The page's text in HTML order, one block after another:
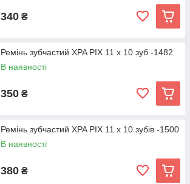
340 ₴
Ремінь зубчастий XPA PIX 11 х 10 зуб -1482
В наявності
350 ₴
Ремінь зубчастий XPA PIX 11 х 10 зубів -1500
В наявності
380 ₴